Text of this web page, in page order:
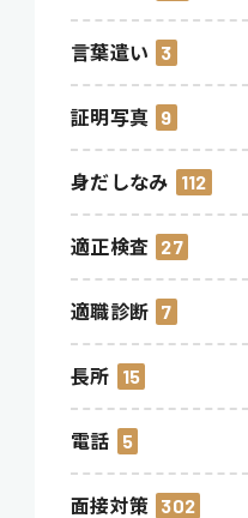
言葉遣い 3
証明写真 9
身だしなみ 112
適正検査 27
適職診断 7
長所 15
電話 5
面接対策 302